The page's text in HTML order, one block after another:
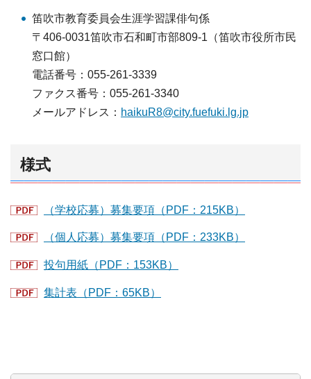
笛吹市教育委員会生涯学習課俳句係
〒406-0031笛吹市石和町市部809-1（笛吹市役所市民
窓口館）
電話番号：055-261-3339
ファクス番号：055-261-3340
メールアドレス： haikuR8@city.fuefuki.lg.jp
様式
（学校応募）募集要項（PDF：215KB）
（個人応募）募集要項（PDF：233KB）
投句用紙（PDF：153KB）
集計表（PDF：65KB）